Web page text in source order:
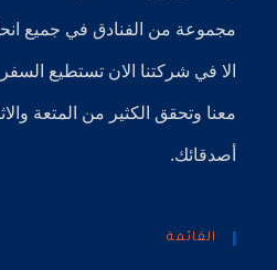
مجموعة من الفنادق في جميع
الا في شركتنا الان تستطيع
معنا وتحقق الكثير من المتعة
أصدقائك.
القائمة